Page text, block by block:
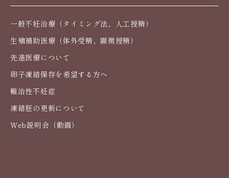
一般不妊治療（タイミング法、人工授精）
生殖補助医療（体外受精、顕微授精）
先進医療について
卵子凍結保存を希望する方へ
難治性不妊症
凍結胚の更新について
Web説明会（動画）